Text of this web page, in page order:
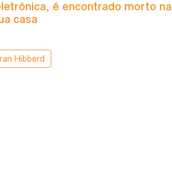
é encontrado morto na
casa
Hibberd